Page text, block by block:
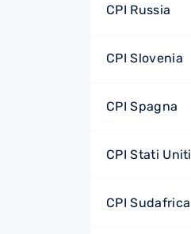
CPI Russia
CPI Slovenia
CPI Spagna
CPI Stati Uniti
CPI Sudafrica